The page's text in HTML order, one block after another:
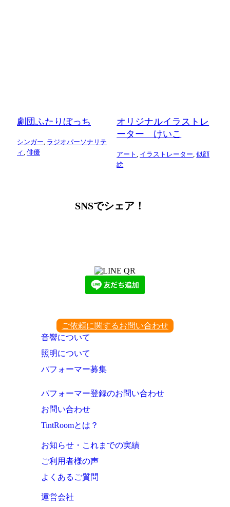
劇団ふたりぼっち
シンガー, ラジオパーソナリテ
ィ, 俳優
オリジナルイラストレ
ーター けいこ
アート, イラストレーター,似顔
絵
SNSでシェア！
ご依頼に関するお問い合わせ
音響について
照明について
パフォーマー募集
パフォーマー登録のお問い合わせ
お問い合わせ
TintRoomとは？
お知らせ・これまでの実績
ご利用者様の声
よくあるご質問
運営会社